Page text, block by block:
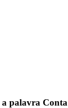
a palavra Conta